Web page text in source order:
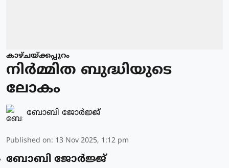
കാഴ്ചയ്ക്കപ്പുറം
നിര്‍മ്മിത ബുദ്ധിയുടെ
ലോകം
ബോബി ജോര്‍ജ്ജ്‌
Published on: 13 Nov 2025, 1:12 pm
ബോബി ജോര്‍ജ്ജ്